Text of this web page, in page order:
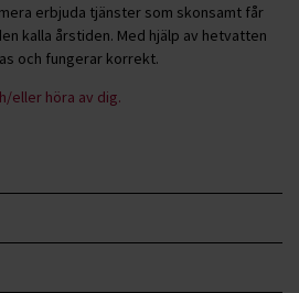
erbjuda tjänster som skonsamt får
kalla årstiden. Med hjälp av hetvatten
och fungerar korrekt.
eller höra av dig.